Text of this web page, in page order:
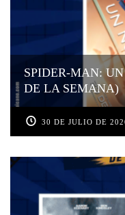
SPIDER-MAN:
DE LA SEMANA)
30 DE JULIO DE